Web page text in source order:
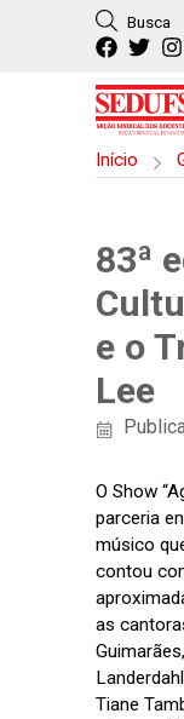
Busca
Início
83ª
e o
Lee
O Show
parceria
músico
contou
as
Tiane